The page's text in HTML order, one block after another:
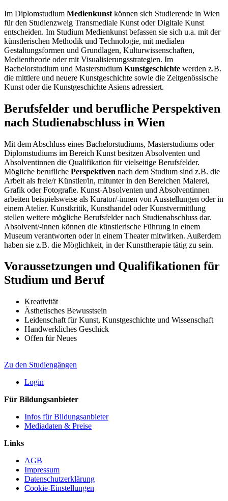
Im Diplomstudium Medienkunst können sich Studierende in Wien
für den Studienzweig Transmediale Kunst oder Digitale Kunst
entscheiden. Im Studium Medienkunst befassen sie sich u.a. mit der
künstlerischen Methodik und Technologie, mit medialen
Gestaltungsformen und Grundlagen, Kulturwissenschaften,
Medientheorie oder mit Visualisierungsstrategien. Im
Bachelorstudium und Masterstudium Kunstgeschichte werden z.B.
die mittlere und neuere Kunstgeschichte sowie die Zeitgenössische
Kunst oder die Kunstgeschichte Asiens adressiert.
Berufsfelder und berufliche Perspektiven
nach Studienabschluss in Wien
Mit dem Abschluss eines Bachelorstudiums, Masterstudiums oder
Diplomstudiums im Bereich Kunst besitzen Absolventen und
Absolventinnen die Qualifikation für vielseitige Berufsfelder.
Mögliche berufliche Perspektiven nach dem Studium sind z.B. die
Arbeit als freie/r Künstler/in, mitunter in den Bereichen Malerei,
Grafik oder Fotografie. Kunst-Absolventen und Absolventinnen
arbeiten beispielsweise als Kurator/-innen von Ausstellungen oder in
einem Atelier. Kunstkritik, Kunsthandel oder Kunstvermittlung
stellen weitere mögliche Berufsfelder nach Studienabschluss dar.
Absolvent/-innen können die künstlerische Führung in einem
Museum verantworten oder in einem Theater mitwirken. Außerdem
haben sie z.B. die Möglichkeit, in der Kunsttherapie tätig zu sein.
Voraussetzungen und Qualifikationen für
Studium und Beruf
Kreativität
Ästhetisches Bewusstsein
Leidenschaft für Kunst, Kunstgeschichte und Wissenschaft
Handwerkliches Geschick
Offen für Neues
Zu den Studiengängen
Login
Für Bildungsanbieter
Infos für Bildungsanbieter
Mediadaten & Preise
Links
AGB
Impressum
Datenschutzerklärung
Cookie-Einstellungen